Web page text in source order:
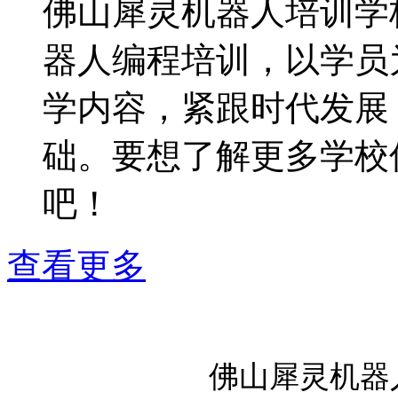
佛山犀灵机器人培训
器人编程培训，以学
学内容，紧跟时代发
础。要想了解更多学
吧！
查看更多
佛山犀灵机